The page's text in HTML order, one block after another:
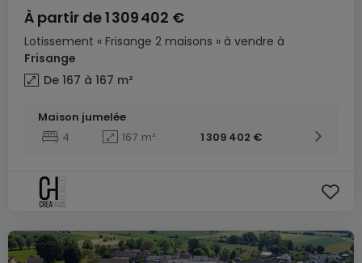
Lotissement « Frisange 2 maisons » à vendre à
Frisange
À partir de1 309 402 €
De 167 à 167 m²
Maison jumelée
4
167 m² 1 309 402 €